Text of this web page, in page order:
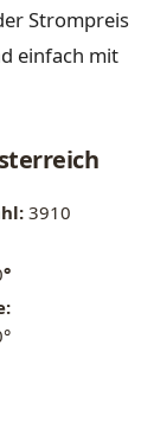
Strompreis
einfach mit
3910
°